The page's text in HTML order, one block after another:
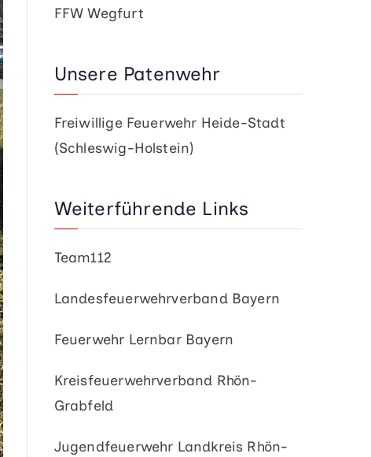
FFW Wegfurt
Unsere Patenwehr
Freiwillige Feuerwehr Heide-Stadt
(Schleswig-Holstein)
Weiterführende Links
Team112
Landesfeuerwehrverband Bayern
Feuerwehr Lernbar Bayern
Kreisfeuerwehrverband Rhön-
Grabfeld
Jugendfeuerwehr Landkreis Rhön-